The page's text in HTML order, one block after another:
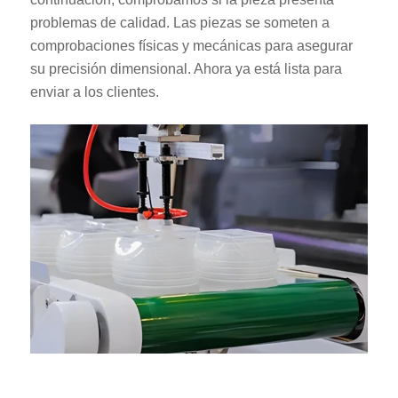
problemas de calidad. Las piezas se someten a
comprobaciones físicas y mecánicas para asegurar
su precisión dimensional. Ahora ya está lista para
enviar a los clientes.